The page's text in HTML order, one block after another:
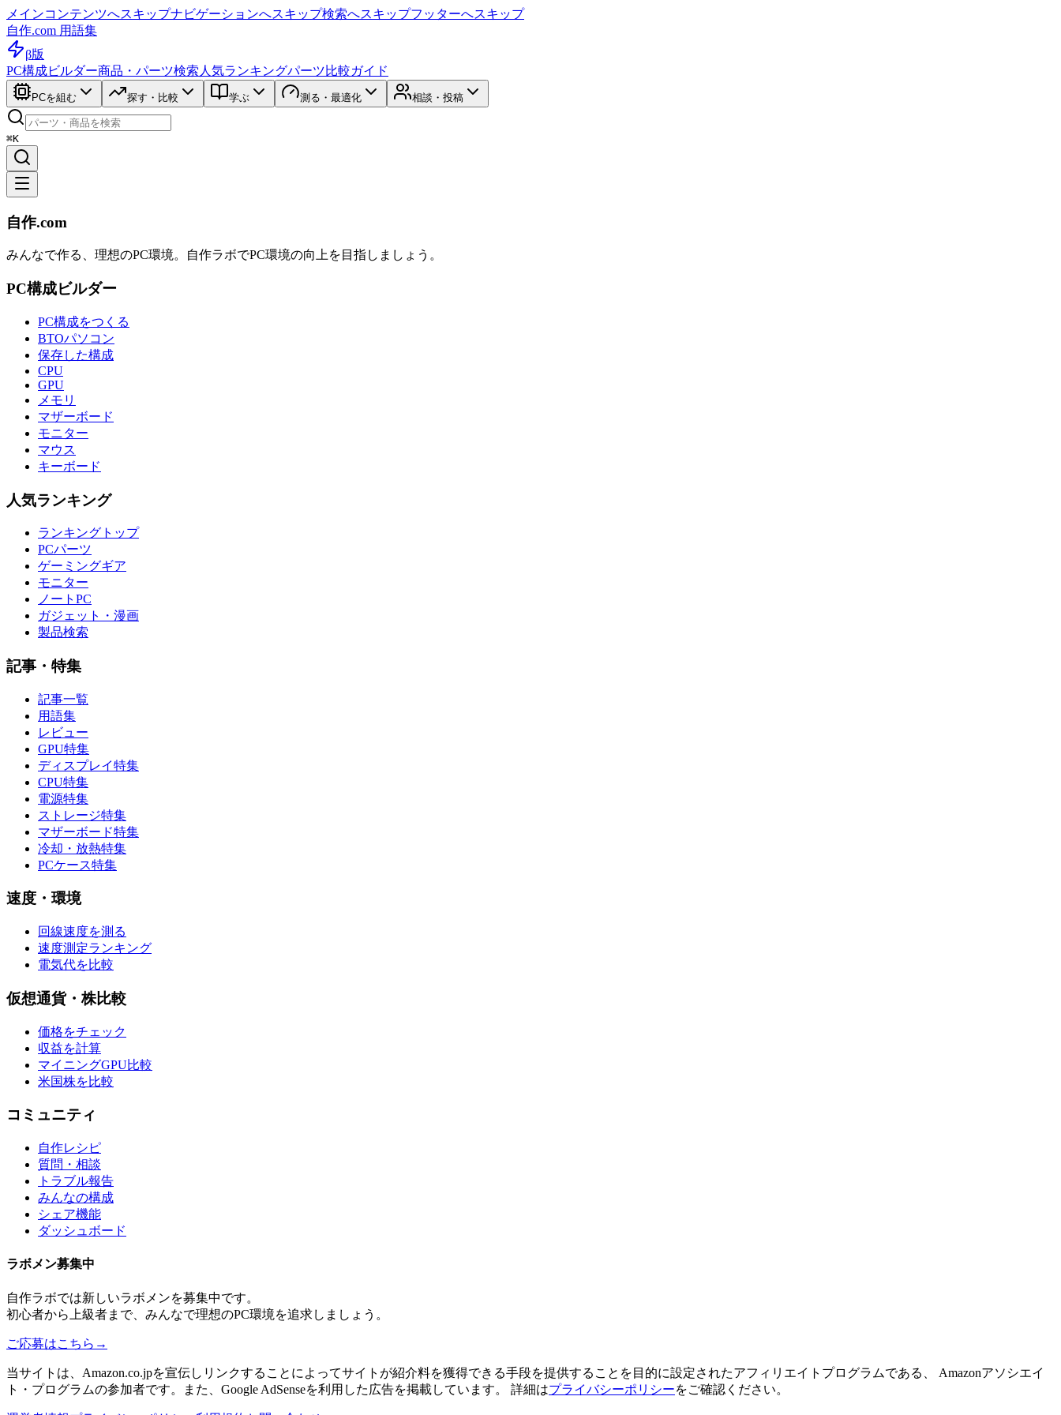
メインコンテンツへスキップナビゲーションへスキップ検索へスキップフッターへスキップ
自作.com 用語集
β版
PC構成ビルダー商品・パーツ検索 人気ランキングパーツ比較ガイド
PCを組む 探す・比較 学ぶ 測る・最適化 相談・投稿
⌘K
自作.com
みんなで作る、理想のPC環境。 自作ラボでPC環境の向上を目指しましょう。
PC構成ビルダー
PC構成をつくる
BTOパソコン
保存した構成
CPU
GPU
メモリ
マザーボード
モニター
マウス
キーボード
人気ランキング
ランキングトップ
PCパーツ
ゲーミングギア
モニター
ノートPC
ガジェット・漫画
製品検索
記事・特集
記事一覧
用語集
レビュー
GPU特集
ディスプレイ特集
CPU特集
電源特集
ストレージ特集
マザーボード特集
冷却・放熱特集
PCケース特集
速度・環境
回線速度を測る
速度測定ランキング
電気代を比較
仮想通貨・株比較
価格をチェック
収益を計算
マイニングGPU比較
米国株を比較
コミュニティ
自作レシピ
質問・相談
トラブル報告
みんなの構成
シェア機能
ダッシュボード
ラボメン募集中
自作ラボでは新しいラボメンを募集中です。
初心者から上級者まで、みんなで理想のPC環境を追求しましょう。
ご応募はこちら →
当サイトは、Amazon.co.jpを宣伝しリンクすることによってサイトが紹介料を獲得できる手段を提供することを目的に設定されたアフィリエイトプログラムである、 Amazonアソシエイ
ト・プログラムの参加者です。また、Google AdSenseを利用した広告を掲載しています。 詳細はプライバシーポリシーをご確認ください。